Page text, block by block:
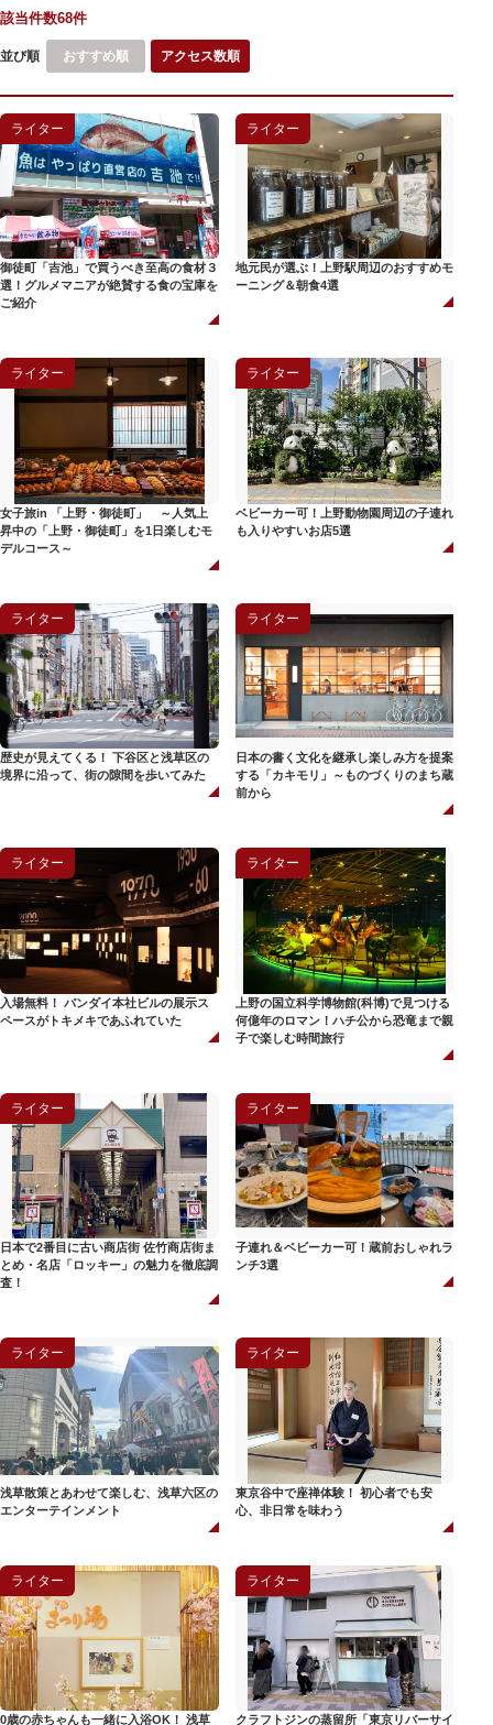
該当件数68件
並び順 おすすめ順 アクセス数順
ライター
御徒町「吉池」で買うべき至高の食材３
選！グルメマニアが絶賛する食の宝庫を
ご紹介
ライター
地元民が選ぶ！上野駅周辺のおすすめモ
ーニング＆朝食4選
ライター
女子旅in 「上野・御徒町」 ～人気上
昇中の「上野・御徒町」を1日楽しむモ
デルコース～
ライター
ベビーカー可！上野動物園周辺の子連れ
も入りやすいお店5選
ライター
歴史が見えてくる！ 下谷区と浅草区の
境界に沿って、街の隙間を歩いてみた
ライター
日本の書く文化を継承し楽しみ方を提案
する「カキモリ」～ものづくりのまち蔵
前から
ライター
入場無料！ バンダイ本社ビルの展示ス
ペースがトキメキであふれていた
ライター
上野の国立科学博物館(科博)で見つける
何億年のロマン！ハチ公から恐竜まで親
子で楽しむ時間旅行
ライター
日本で2番目に古い商店街 佐竹商店街ま
とめ・名店「ロッキー」の魅力を徹底調
査！
ライター
子連れ＆ベビーカー可！蔵前おしゃれラ
ンチ3選
ライター
浅草散策とあわせて楽しむ、浅草六区の
エンターテインメント
ライター
東京谷中で座禅体験！ 初心者でも安
心、非日常を味わう
ライター
0歳の赤ちゃんも一緒に入浴OK！ 浅草
ライター
クラフトジンの蒸留所「東京リバーサイ